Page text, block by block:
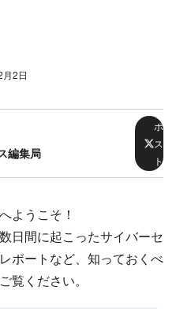
2日
編集局
ポ
ス
ト
ようこそ！
日間に起こったサイバーセ
ポートなど、知っておくべ
覧ください。